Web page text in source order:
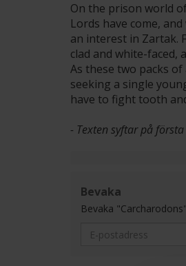
On the prison world
Lords have come,
an interest in Zartak.
clad and white-faced,
As these two packs
seeking a single
have to fight tooth
- Texten syftar på
Bevaka
Bevaka